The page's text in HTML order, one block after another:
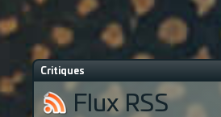
Critiques
Flux RSS